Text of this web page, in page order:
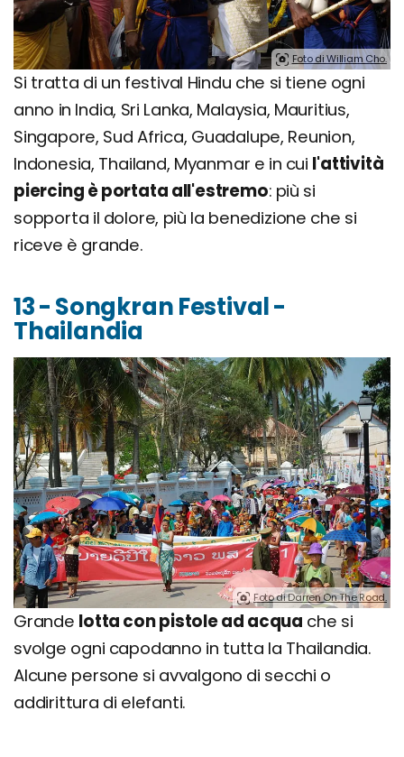
Foto di William Cho.
Si tratta di un festival Hindu che si tiene ogni
anno in India, Sri Lanka, Malaysia, Mauritius,
Singapore, Sud Africa, Guadalupe, Reunion,
Indonesia, Thailand, Myanmar e in cui l'attività
piercing è portata all'estremo: più si
sopporta il dolore, più la benedizione che si
riceve è grande.
13 - Songkran Festival -
Thailandia
Foto di Darren On The Road.
Grande lotta con pistole ad acqua che si
svolge ogni capodanno in tutta la Thailandia.
Alcune persone si avvalgono di secchi o
addirittura di elefanti.